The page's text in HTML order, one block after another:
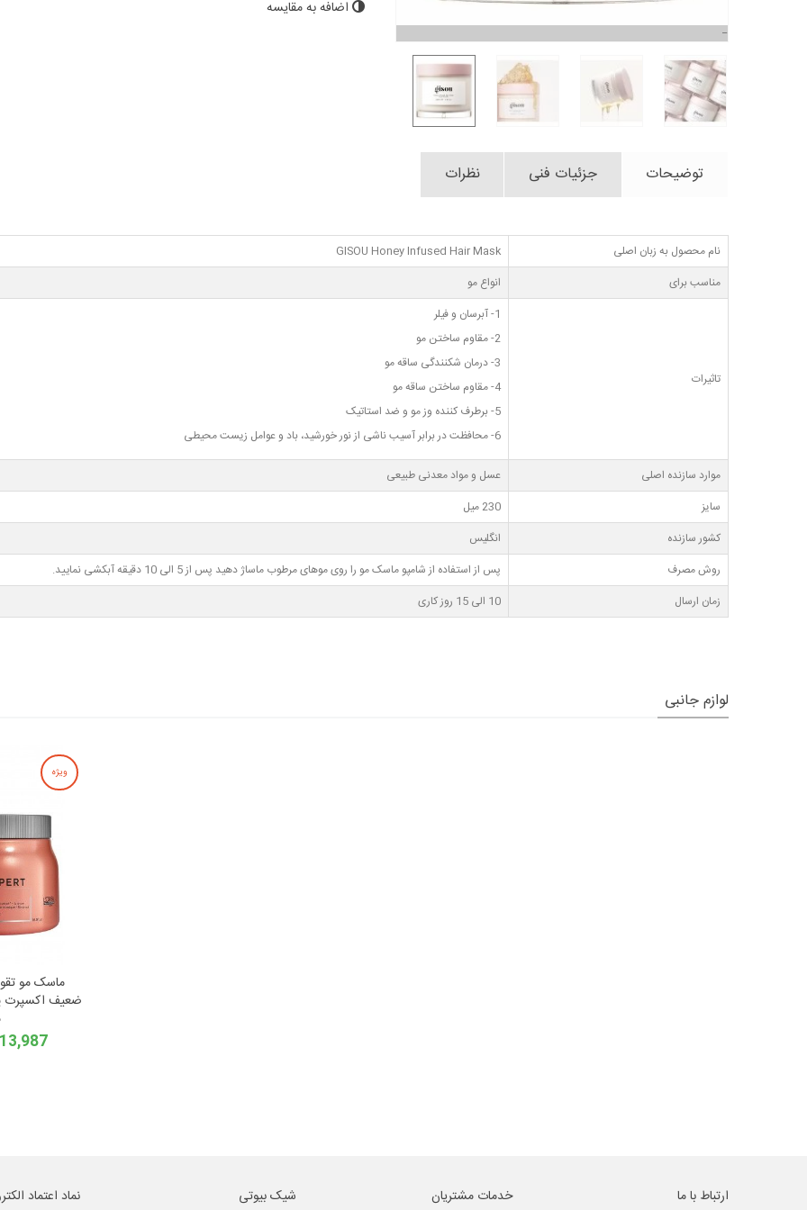
اضافه به مقایسه
توضیحات جزئیات فنی نظرات
نام محصول به زبان اصلی
GISOU Honey Infused Hair Mask
مناسب برای
انواع مو
تاثیرات
1- آبرسان و فیلر
2- مقاوم ساختن مو
3- درمان شکنندگی ساقه مو
4- مقاوم ساختن ساقه مو
5- برطرف کننده وز مو و ضد استاتیک
6- محافظت در برابر آسیب ناشی از نور خورشید، باد و عوامل زیست محیطی
موارد سازنده اصلی
عسل و مواد معدنی طبیعی
سایز
230 میل
کشور سازنده
انگلیس
روش مصرف
پس از استفاده از شامپو ماسک مو را روی موهای مرطوب ماساژ دهید پس از 5 الی 10 دقیقه آبکشی نمایید.
زمان ارسال
10 الی 15 روز کاری
لوازم جانبی
ویژه
ماسک مو
ارتباط با ما خدمات مشتریان شیک بیوتی نماد اعتماد